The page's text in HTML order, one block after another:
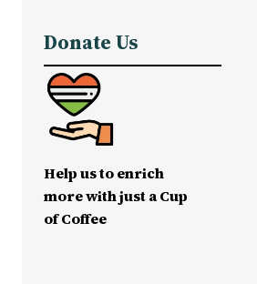
Donate Us
Help us to enrich
more with just a Cup
of Coffee